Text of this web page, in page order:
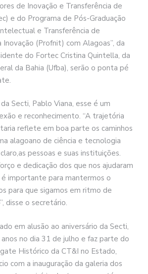
de Inovação e Transferência de
e do Programa de Pós-Graduação
e Transferência de
Inovação (Profnit) com Alagoas”, da
do Fortec Cristina Quintella, da
da Bahia (Ufba), serão o ponta pé
Secti, Pablo Viana, esse é um
e reconhecimento. “A trajetória
reflete em boa parte os caminhos
alagoano de ciência e tecnologia
pessoas e suas instituições.
e dedicação dos que nos ajudaram
é importante para mantermos o
para que sigamos em ritmo de
disse o secretário.
em alusão ao aniversário da Secti,
no dia 31 de julho e faz parte do
Histórico da CT&I no Estado,
com a inauguração da galeria dos